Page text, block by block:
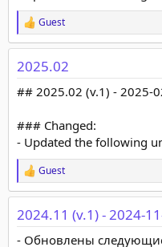
Р
е
а
к
ц
и
Guest
2025.02
## 2025.02 (v.1) - 2025-
### Changed:
- Updated the following
Р
е
а
к
ц
и
Guest
2024.11 (v.1) - 2024-
- Обновлены следующие